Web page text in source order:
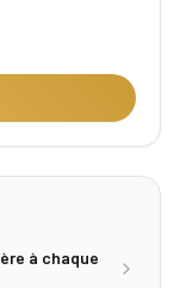
à chaque